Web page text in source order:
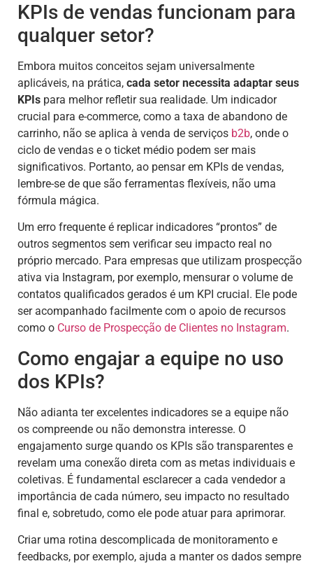
KPIs de vendas funcionam para
qualquer setor?
Embora muitos conceitos sejam universalmente
aplicáveis, na prática, cada setor necessita adaptar seus
KPIs para melhor refletir sua realidade. Um indicador
crucial para e-commerce, como a taxa de abandono de
carrinho, não se aplica à venda de serviços b2b, onde o
ciclo de vendas e o ticket médio podem ser mais
significativos. Portanto, ao pensar em KPIs de vendas,
lembre-se de que são ferramentas flexíveis, não uma
fórmula mágica.
Um erro frequente é replicar indicadores “prontos” de
outros segmentos sem verificar seu impacto real no
próprio mercado. Para empresas que utilizam prospecção
ativa via Instagram, por exemplo, mensurar o volume de
contatos qualificados gerados é um KPI crucial. Ele pode
ser acompanhado facilmente com o apoio de recursos
como o Curso de Prospecção de Clientes no Instagram.
Como engajar a equipe no uso
dos KPIs?
Não adianta ter excelentes indicadores se a equipe não
os compreende ou não demonstra interesse. O
engajamento surge quando os KPIs são transparentes e
revelam uma conexão direta com as metas individuais e
coletivas. É fundamental esclarecer a cada vendedor a
importância de cada número, seu impacto no resultado
final e, sobretudo, como ele pode atuar para aprimorar.
Criar uma rotina descomplicada de monitoramento e
feedbacks, por exemplo, ajuda a manter os dados sempre